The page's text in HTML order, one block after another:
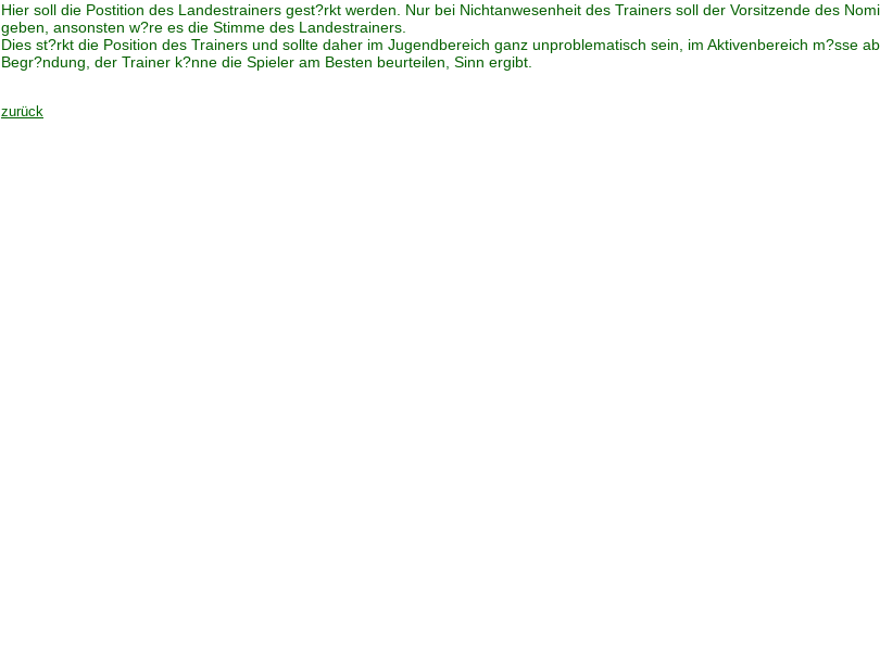
Hier soll die Postition des Landestrainers gest?rkt werden. Nur bei Nichtanwesenheit des Trainers soll der Vorsitzende des
geben, ansonsten w?re es die Stimme des Landestrainers.
Dies st?rkt die Position des Trainers und sollte daher im Jugendbereich ganz unproblematisch sein, im Aktivenbereich m?sse
Begr?ndung, der Trainer k?nne die Spieler am Besten beurteilen, Sinn ergibt.
zurück